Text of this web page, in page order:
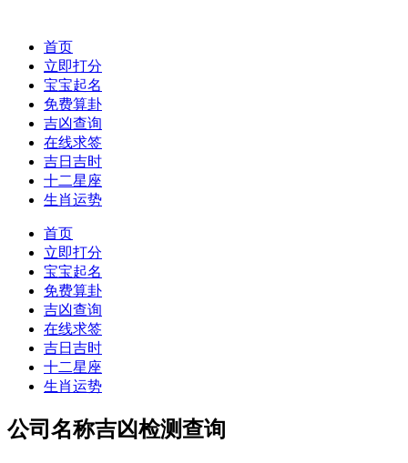
首页
立即打分
宝宝起名
免费算卦
吉凶查询
在线求签
吉日吉时
十二星座
生肖运势
首页
立即打分
宝宝起名
免费算卦
吉凶查询
在线求签
吉日吉时
十二星座
生肖运势
公司名称吉凶检测查询